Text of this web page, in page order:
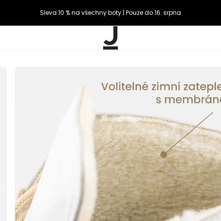
Sleva 10 % na všechny boty | Pouze do 16. srpna